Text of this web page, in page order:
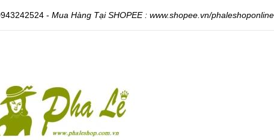
- Mua Hàng Tại SHOPEE : www.shopee.vn/phaleshoponline